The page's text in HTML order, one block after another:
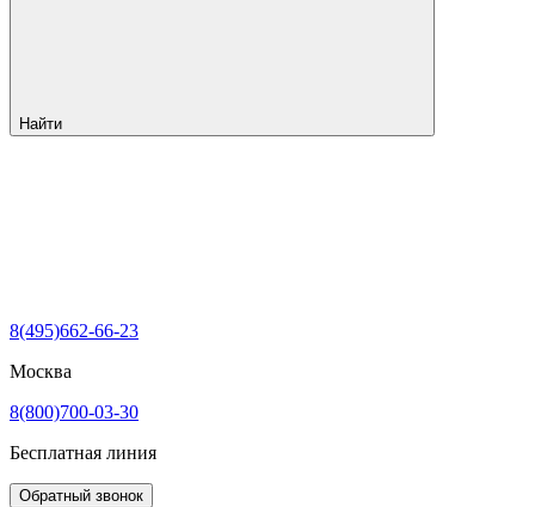
Найти
8(495)662-66-23
Москва
8(800)700-03-30
Бесплатная линия
Обратный звонок